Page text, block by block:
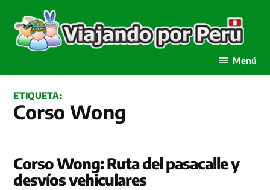
contenido
Menú
ETIQUETA:
Corso Wong
Corso Wong: Ruta del pasacalle y
desvíos vehiculares